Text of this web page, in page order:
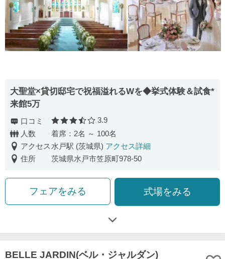
大聖堂×貸切邸宅で祝福溢れるWを◆挙式体験＆試食*
来館5万
口コミ 口コミ評価
3.9
人数
着席：2名 ～ 100名
アクセス 水戸駅 (茨城県) アクセス詳細
住所
茨城県水戸市笠原町978-50
フェアをみる 式場をみる
BELLE JARDIN(ベル・ジャルダン)